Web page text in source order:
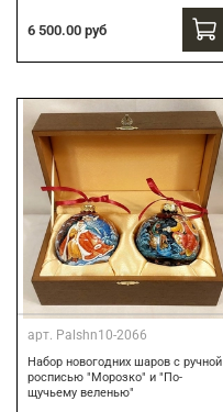
6 500.00 руб
арт. Palshn10-2066
Набор новогодних шаров с ручной
росписью "Морозко" и "По-
щучьему веленью"